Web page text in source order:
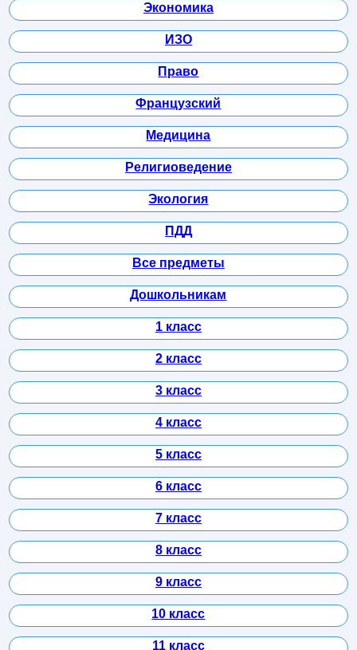
Экономика
ИЗО
Право
Французский
Медицина
Религиоведение
Экология
ПДД
Все предметы
Дошкольникам
1 класс
2 класс
3 класс
4 класс
5 класс
6 класс
7 класс
8 класс
9 класс
10 класс
11 класс